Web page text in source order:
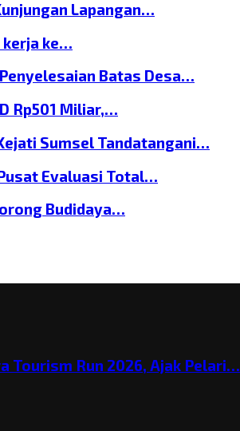
Lapangan…
kerja ke…
Batas Desa…
Rp501 Miliar,…
Sumsel Tandatangani…
Evaluasi Total…
Budidaya…
Tourism Run 2026, Ajak Pelari…